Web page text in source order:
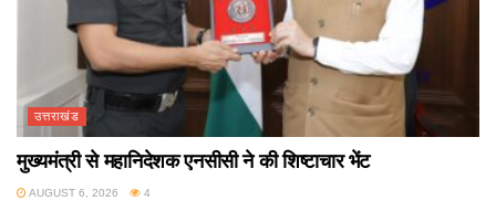
उत्तराखंड
मुख्यमंत्री से महानिदेशक एनसीसी ने की शिष्टाचार भेंट
AUGUST 6, 2026 4